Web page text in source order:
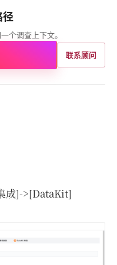
径
个调查上下文。
联系顾问
成]->[DataKit]